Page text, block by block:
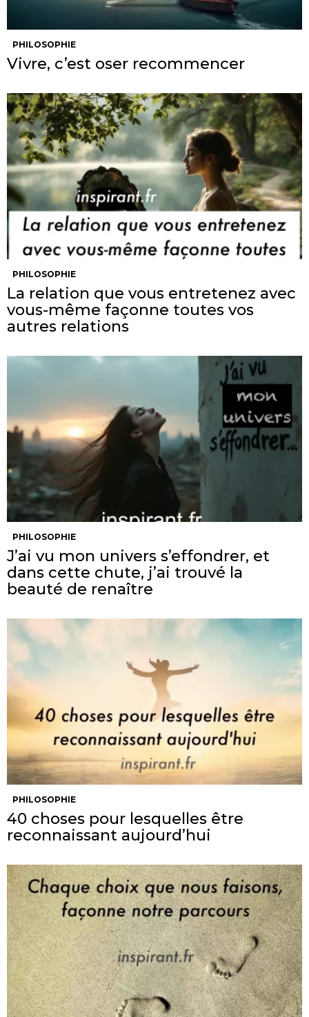
PHILOSOPHIE
Vivre, c’est oser recommencer
PHILOSOPHIE
La relation que vous entretenez avec
vous-même façonne toutes vos
autres relations
PHILOSOPHIE
J’ai vu mon univers s’effondrer, et
dans cette chute, j’ai trouvé la
beauté de renaître
PHILOSOPHIE
40 choses pour lesquelles être
reconnaissant aujourd’hui